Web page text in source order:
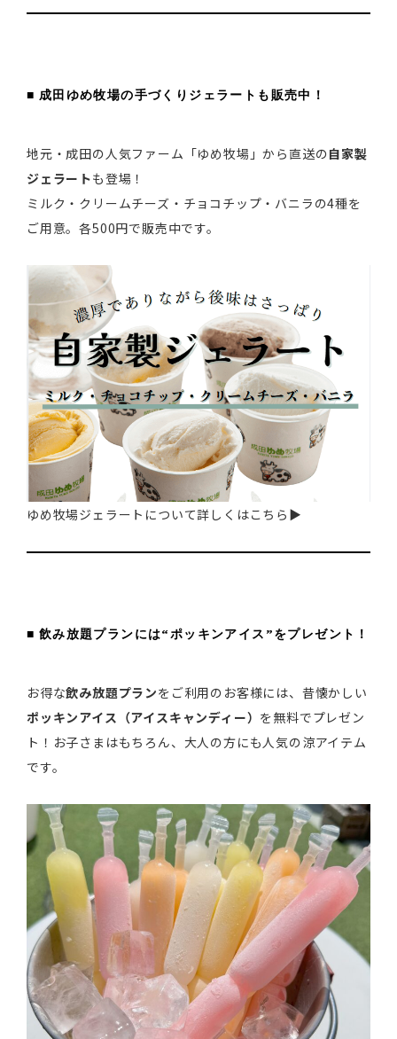
■ 成田ゆめ牧場の手づくりジェラートも販売中！
地元・成田の人気ファーム「ゆめ牧場」から直送の自家製
ジェラートも登場！
ミルク・クリームチーズ・チョコチップ・バニラの4種を
ご用意。各500円で販売中です。
ゆめ牧場ジェラートについて詳しくはこちら▶
■ 飲み放題プランには“ポッキンアイス”をプレゼント！
お得な飲み放題プランをご利用のお客様には、昔懐かしい
ポッキンアイス（アイスキャンディー） を無料でプレゼン
ト！お子さまはもちろん、大人の方にも人気の涼アイテム
です。